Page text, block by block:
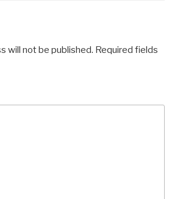
will not be published. Required fields